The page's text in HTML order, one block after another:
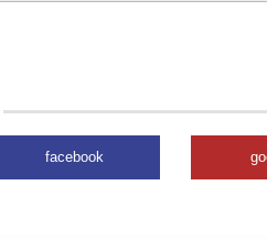
facebook